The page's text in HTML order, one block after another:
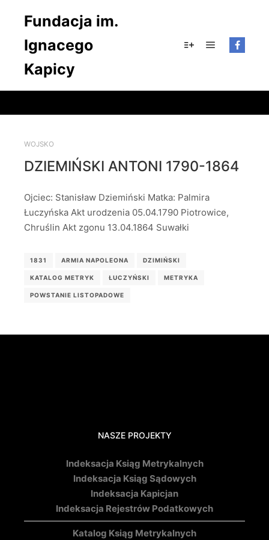
Fundacja im.
Ignacego
Kapicy
WOJSKO
DZIEMIŃSKI ANTONI 1790-1864
Ojciec: Stanisław Dziemiński Matka: Palmira
Łuczyńska Akt urodzenia 05.04.1790 Piotrowice,
Chruślin Akt zgonu 13.04.1864 Suwałki
1831 ARMIA NAPOLEONA DZIMIŃSKI
KATALOG METRYK ŁUCZYŃSKI METRYKA
POWSTANIE LISTOPADOWE
NASZE PROJEKTY
Indeksacja Ksiąg Metrykalnych
Indeksacja Ksiąg Sądowych
Indeksacja Kapicjan
Indeksacja Rejestrów Podatkowych
Katalog Ksiąg Metrykalnych